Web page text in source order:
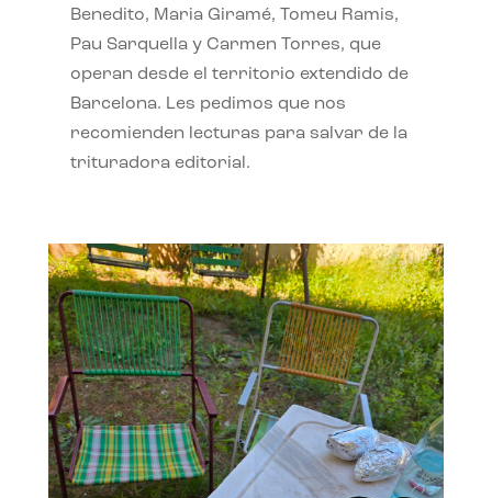
Benedito, Maria Giramé, Tomeu Ramis,
Pau Sarquella y Carmen Torres, que
operan desde el territorio extendido de
Barcelona. Les pedimos que nos
recomienden lecturas para salvar de la
trituradora editorial.